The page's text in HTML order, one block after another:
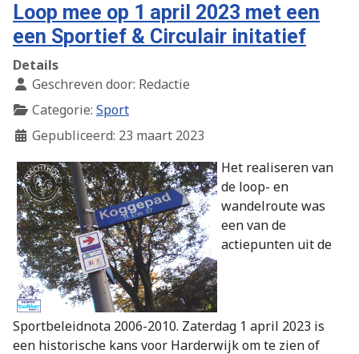
Loop mee op 1 april 2023 met een
een Sportief & Circulair initatief
Details
Geschreven door: Redactie
Categorie: Sport
Gepubliceerd: 23 maart 2023
Het realiseren van
de loop- en
wandelroute was
een van de
actiepunten uit de
Sportbeleidnota 2006-2010. Zaterdag 1 april 2023 is
een historische kans voor Harderwijk om te zien of